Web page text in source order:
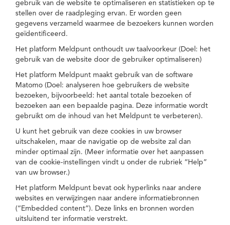
gebruik van de website te optimaliseren en statistieken op te
stellen over de raadpleging ervan. Er worden geen
gegevens verzameld waarmee de bezoekers kunnen worden
geïdentificeerd.
Het platform Meldpunt onthoudt uw taalvoorkeur (Doel: het
gebruik van de website door de gebruiker optimaliseren)
Het platform Meldpunt maakt gebruik van de software
Matomo (Doel: analyseren hoe gebruikers de website
bezoeken, bijvoorbeeld: het aantal totale bezoeken of
bezoeken aan een bepaalde pagina. Deze informatie wordt
gebruikt om de inhoud van het Meldpunt te verbeteren).
U kunt het gebruik van deze cookies in uw browser
uitschakelen, maar de navigatie op de website zal dan
minder optimaal zijn. (Meer informatie over het aanpassen
van de cookie-instellingen vindt u onder de rubriek “Help”
van uw browser.)
Het platform Meldpunt bevat ook hyperlinks naar andere
websites en verwijzingen naar andere informatiebronnen
(“Embedded content”). Deze links en bronnen worden
uitsluitend ter informatie verstrekt.